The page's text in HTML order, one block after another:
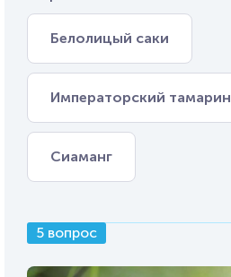
Белолицый саки
Императорский тамарин
Сиаманг
5 вопрос